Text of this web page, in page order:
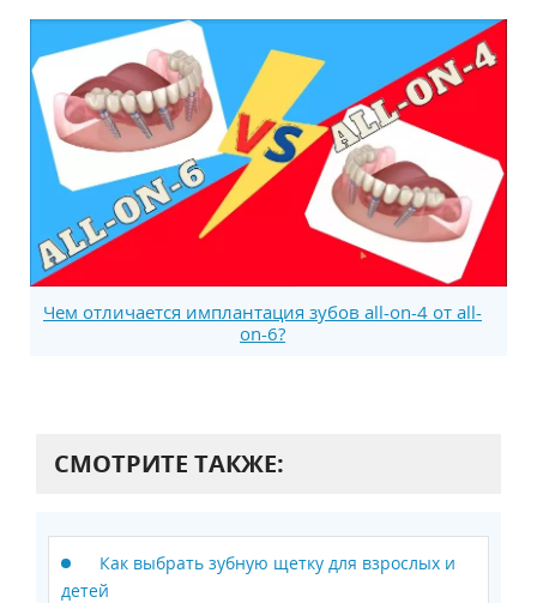
Чем отличается имплантация зубов all-on-4 от all-
on-6?
СМОТРИТЕ ТАКЖЕ:
Как выбрать зубную щетку для взрослых и
детей